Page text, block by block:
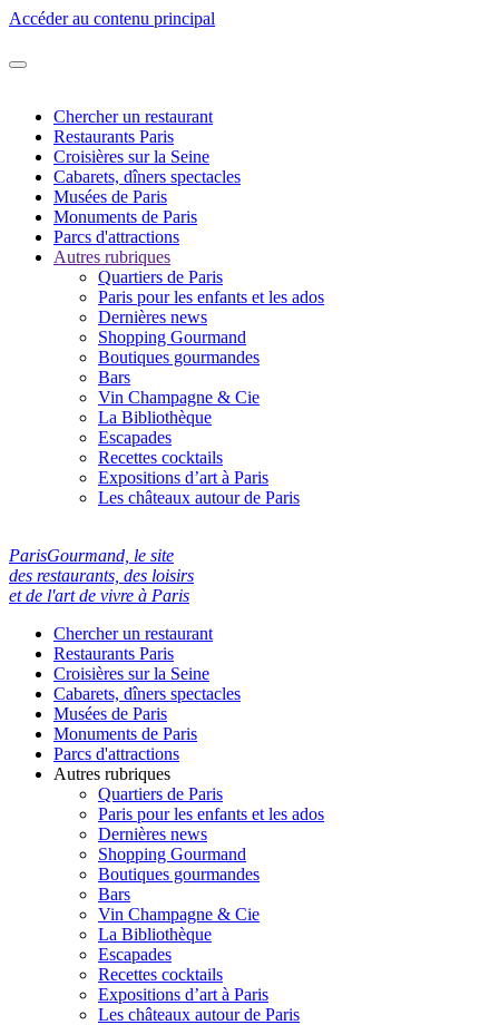
Accéder au contenu principal
Chercher un restaurant
Restaurants Paris
Croisières sur la Seine
Cabarets, dîners spectacles
Musées de Paris
Monuments de Paris
Parcs d'attractions
Autres rubriques
Quartiers de Paris
Paris pour les enfants et les ados
Dernières news
Shopping Gourmand
Boutiques gourmandes
Bars
Vin Champagne & Cie
La Bibliothèque
Escapades
Recettes cocktails
Expositions d’art à Paris
Les châteaux autour de Paris
ParisGourmand, le site
des restaurants, des loisirs
et de l'art de vivre à Paris
Chercher un restaurant
Restaurants Paris
Croisières sur la Seine
Cabarets, dîners spectacles
Musées de Paris
Monuments de Paris
Parcs d'attractions
Autres rubriques
Quartiers de Paris
Paris pour les enfants et les ados
Dernières news
Shopping Gourmand
Boutiques gourmandes
Bars
Vin Champagne & Cie
La Bibliothèque
Escapades
Recettes cocktails
Expositions d’art à Paris
Les châteaux autour de Paris